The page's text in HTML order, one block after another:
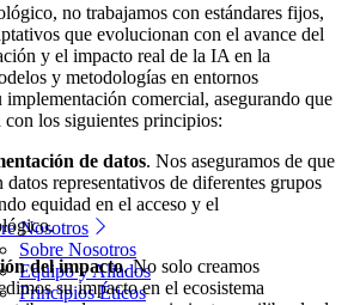
Nosotros
Sobre Nosotros
Equipo y Aliados
Principios Éticos
no trabajamos con estándares fijos,
que evolucionan con el avance del
y el impacto real de la IA en la
y metodologías en entornos
implementación comercial, asegurando que
los siguientes principios:
de datos. Nos aseguramos de que
datos representativos de diferentes grupos
equidad en el acceso y el
del impacto. No solo creamos
su impacto en el ecosistema